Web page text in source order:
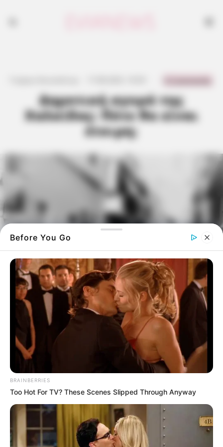
Δημοτική αγορά της
Χαλκίδας: Πότε θα είναι
έτοιμη;
Δημοτική αγορά της Χαλκίδας
Δείτε πότε θα είναι έτοιμη η δημοτική
αγορά στη Χαλκίδα – Δείτε καρέ-καρέ όλες
τις εργασίες από το 2022 μέχρι και σήμερα
Before You Go
BRAINBERRIES
Too Hot For TV? These Scenes Slipped Through Anyway